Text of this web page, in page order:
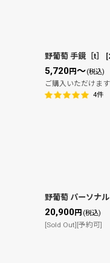
野葡萄 手鏡［t］ [
5,720円～(税込)
ご購入いただけます
4件
野葡萄 パーソナル
20,900円 (税込)
[Sold Out][予約可]